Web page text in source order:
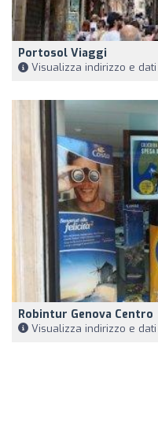
Portosol Viaggi
Visualizza indirizzo e
Robintur Genova Centro
Visualizza indirizzo e